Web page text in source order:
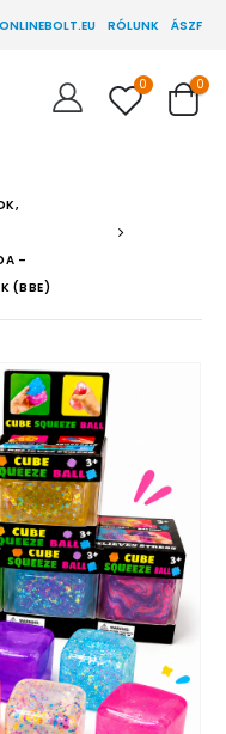
RÓLUNK ÁSZF
0 0
,
–
(BBE)